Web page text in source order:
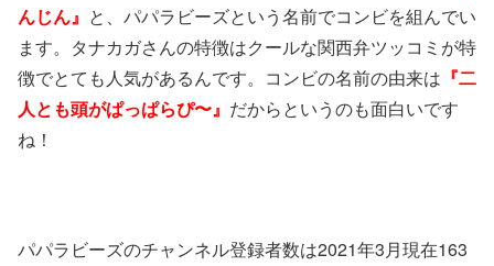
んじん』 と、パパラビーズという名前でコンビを組んでい
ます。タナカガさんの特徴はクールな関西弁ツッコミが特
徴でとても人気があるんです。コンビの名前の由来は 『二
人とも頭がぱっぱらぴ〜』 だからというのも面白いです
ね！
パパラビーズのチャンネル登録者数は2021年3月現在163